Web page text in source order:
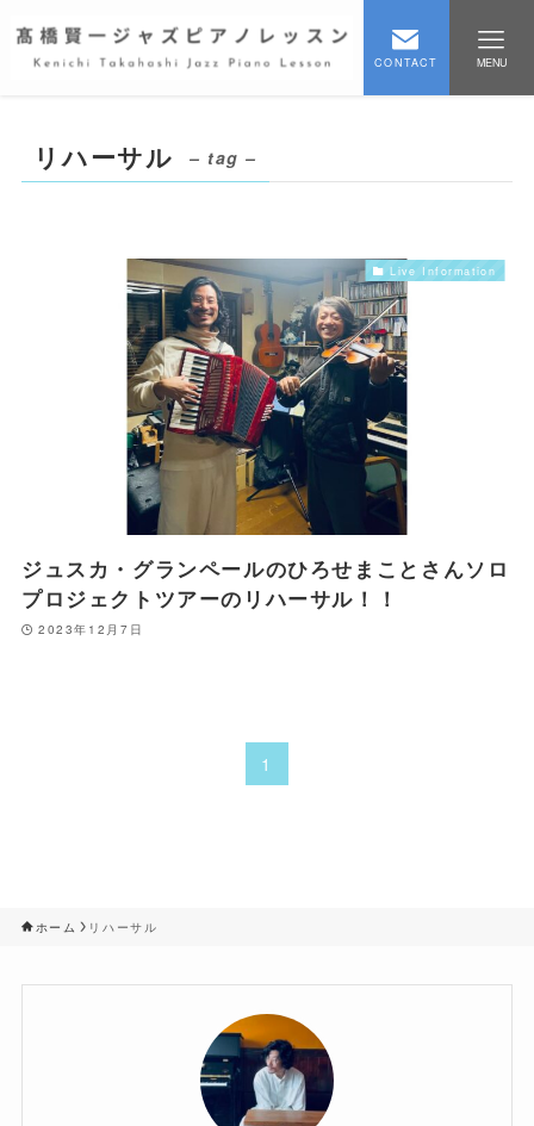
CONTACT MENU
リハーサル – tag –
Live Information
ジュスカ・グランペールのひろせまことさんソロ
プロジェクトツアーのリハーサル！！
2023年12月7日
1
ホーム リハーサル